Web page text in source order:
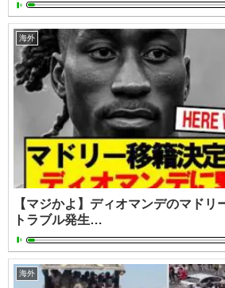
海外
【マジかよ】ディオマンデのマドリ
トラブル発生…
海外